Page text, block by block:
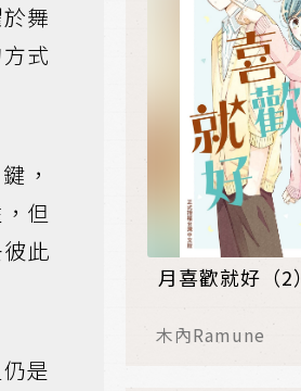
舞
式
，
但
此
是
月喜歡就好（2）
木內Ramune